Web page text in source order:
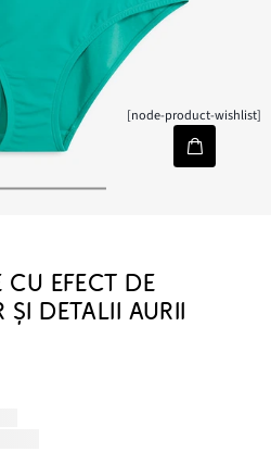
[node-product-wishlist]
EFECT DE
ȘI DETALII AURII